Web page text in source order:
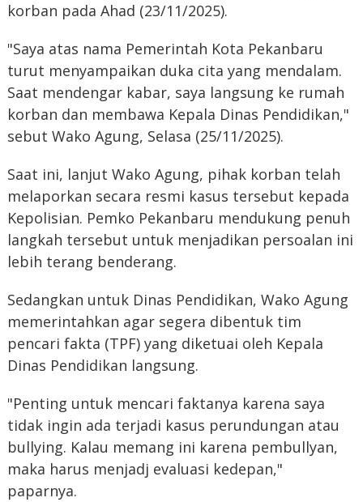
korban pada Ahad (23/11/2025).
"Saya atas nama Pemerintah Kota Pekanbaru
turut menyampaikan duka cita yang mendalam.
Saat mendengar kabar, saya langsung ke rumah
korban dan membawa Kepala Dinas Pendidikan,"
sebut Wako Agung, Selasa (25/11/2025).
Saat ini, lanjut Wako Agung, pihak korban telah
melaporkan secara resmi kasus tersebut kepada
Kepolisian. Pemko Pekanbaru mendukung penuh
langkah tersebut untuk menjadikan persoalan ini
lebih terang benderang.
Sedangkan untuk Dinas Pendidikan, Wako Agung
memerintahkan agar segera dibentuk tim
pencari fakta (TPF) yang diketuai oleh Kepala
Dinas Pendidikan langsung.
"Penting untuk mencari faktanya karena saya
tidak ingin ada terjadi kasus perundungan atau
bullying. Kalau memang ini karena pembullyan,
maka harus menjadj evaluasi kedepan,"
paparnya.